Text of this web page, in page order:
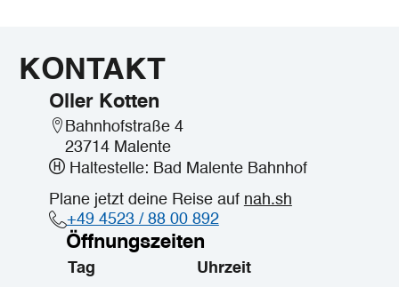
KONTAKT
Oller Kotten
Bahnhofstraße 4
23714 Malente
Haltestelle: Bad Malente Bahnhof
Plane jetzt deine Reise auf nah.sh
+49 4523 / 88 00 892
Öffnungszeiten
Tag Uhrzeit